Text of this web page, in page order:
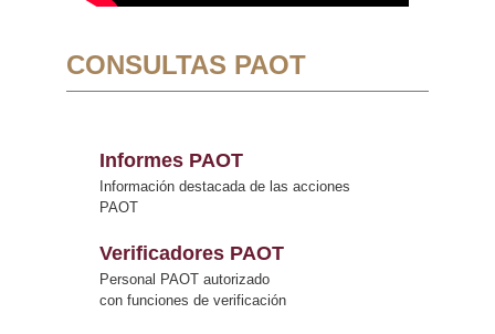
CONSULTAS PAOT
Informes PAOT
Información destacada de las acciones
PAOT
Verificadores PAOT
Personal PAOT autorizado
con funciones de verificación